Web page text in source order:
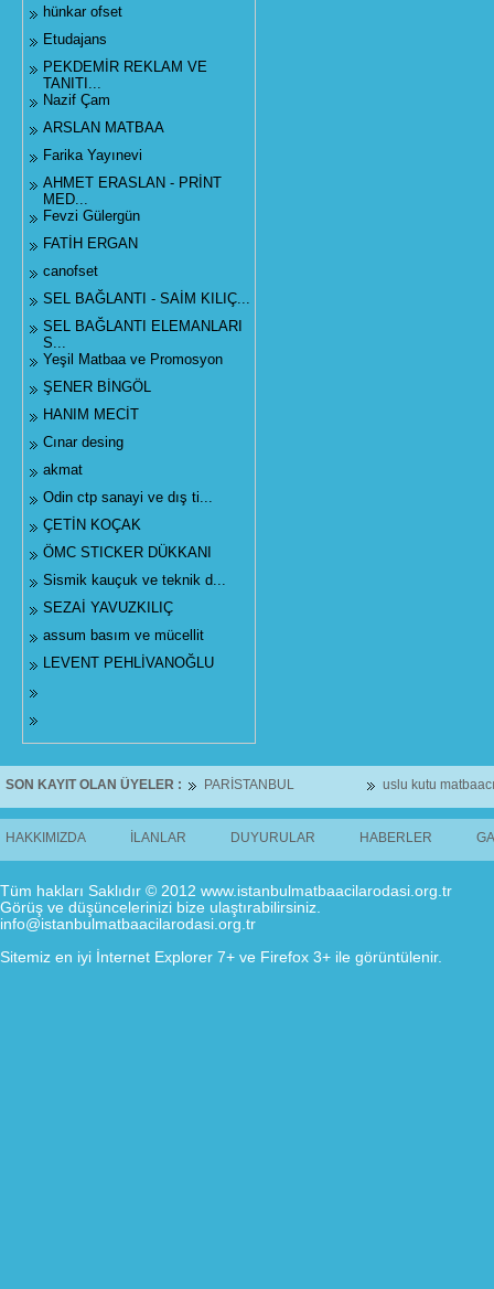
hünkar ofset
Etudajans
PEKDEMİR REKLAM VE
TANITI...
Nazif Çam
ARSLAN MATBAA
Farika Yayınevi
AHMET ERASLAN - PRİNT
MED...
Fevzi Gülergün
FATİH ERGAN
canofset
SEL BAĞLANTI - SAİM KILIÇ...
SEL BAĞLANTI ELEMANLARI
S...
Yeşil Matbaa ve Promosyon
ŞENER BİNGÖL
HANIM MECİT
Cınar desing
akmat
Odin ctp sanayi ve dış ti...
ÇETİN KOÇAK
ÖMC STICKER DÜKKANI
Sismik kauçuk ve teknik d...
SEZAİ YAVUZKILIÇ
assum basım ve mücellit
LEVENT PEHLİVANOĞLU
SON KAYIT OLAN ÜYELER : PARİSTANBUL uslu kutu
HAKKIMIZDA İLANLAR DUYURULAR HABERLER
Tüm hakları Saklıdır © 2012 www.istanbulmatbaacilarodasi.org.tr
Görüş ve düşüncelerinizi bize ulaştırabilirsiniz.
info@istanbulmatbaacilarodasi.org.tr
Sitemiz en iyi İnternet Explorer 7+ ve Firefox 3+ ile görüntülenir.